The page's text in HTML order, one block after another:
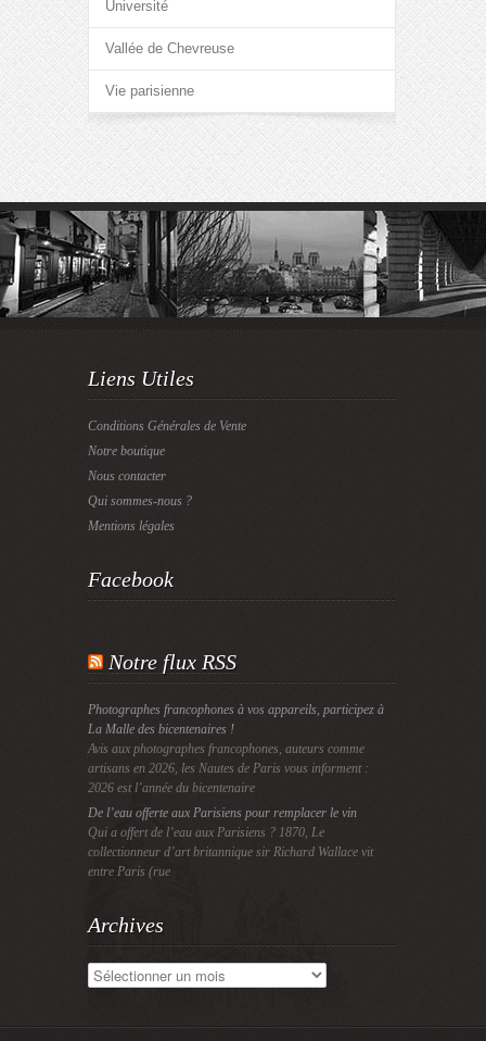
Université
Vallée de Chevreuse
Vie parisienne
Liens Utiles
Conditions Générales de Vente
Notre boutique
Nous contacter
Qui sommes-nous ?
Mentions légales
Facebook
Notre flux RSS
Photographes francophones à vos appareils, participez à
La Malle des bicentenaires !
Avis aux photographes francophones, auteurs comme
artisans en 2026, les Nautes de Paris vous informent :
2026 est l’année du bicentenaire
De l’eau offerte aux Parisiens pour remplacer le vin
Qui a offert de l’eau aux Parisiens ? 1870, Le
collectionneur d’art britannique sir Richard Wallace vit
entre Paris (rue
Archives
Archives